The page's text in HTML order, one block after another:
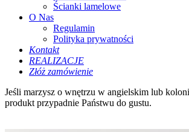
Ścianki lamelowe
O Nas
Regulamin
Polityka prywatności
Kontakt
REALIZACJE
Złóż zamówienie
Jeśli marzysz o wnętrzu w angielskim lub
produkt przypadnie Państwu do gustu.